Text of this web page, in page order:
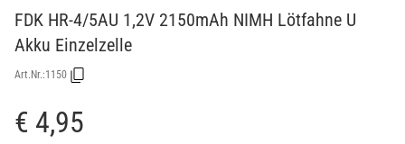
FDK HR-4/5AU 1,2V 2150mAh NIMH Lötfahne U
Akku Einzelzelle
Art.Nr.:1150
€ 4,95